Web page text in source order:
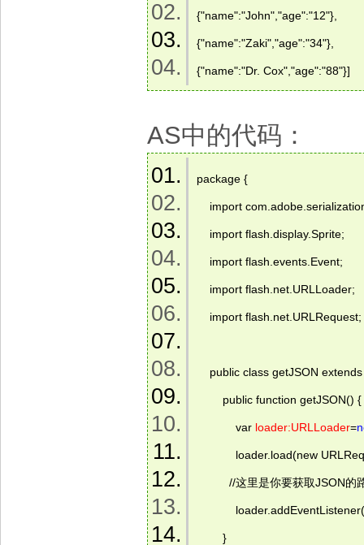
{"name":"John","age":"12"},
{"name":"Zaki","age":"34"},
{"name":"Dr. Cox","age":"88"}]
AS中的代码：
package {
import
import flash.display.Sprite;
import flash.events.Event;
import flash.net.URLLoader;
import
public class getJSON
public function getJSON()
var loader:URLLoader=
loader.load(new
//这里是你要获取JSON
}